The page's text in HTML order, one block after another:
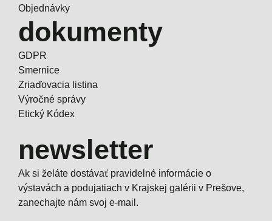
Objednávky
dokumenty
GDPR
Smernice
Zriaďovacia listina
Výročné správy
Etický Kódex
newsletter
Ak si želáte dostávať pravidelné informácie o
výstavách a podujatiach v Krajskej galérii v Prešove,
zanechajte nám svoj e-mail.